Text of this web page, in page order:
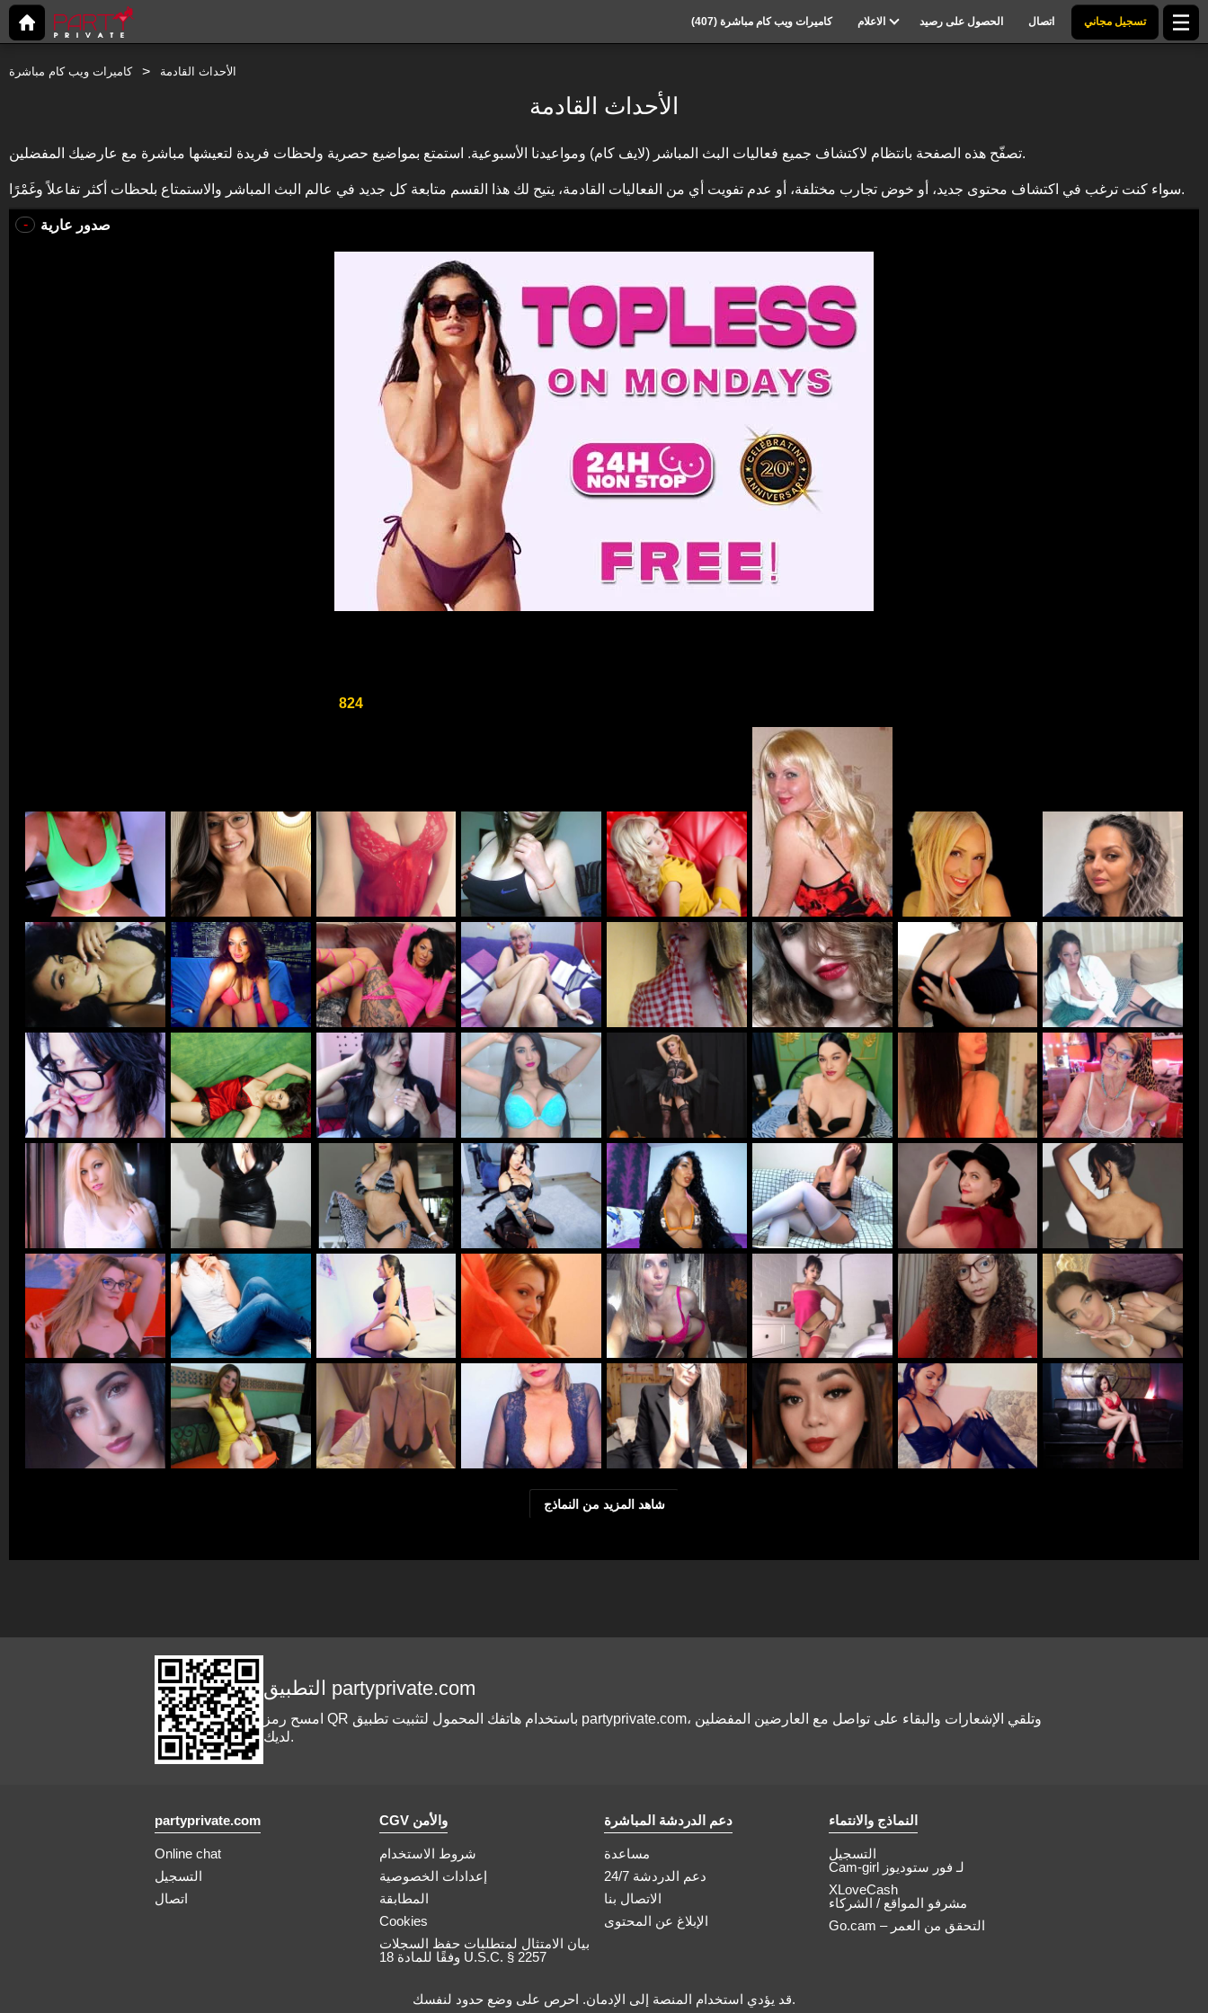
كاميرات ويب كام مباشرة (407
) الاعلام الحصول على رصيد اتصال تسجيل مجاني
كاميرات ويب كام مباشرة الأحداث القادمة
الأحداث القادمة
تصفّح هذه الصفحة بانتظام لاكتشاف جميع فعاليات البث المباشر (لايف كام) ومواعيدنا الأسبوعية. استمتع بمواضيع حصرية ولحظات فريدة لتعيشها مباشرة مع عارضيك المفضلين.
سواء كنت ترغب في اكتشاف محتوى جديد، أو خوض تجارب مختلفة، أو عدم تفويت أي من الفعاليات القادمة، يتيح لك هذا القسم متابعة كل جديد في عالم البث المباشر والاستمتاع بلحظات أكثر تفاعلاً وغَمْرًا.
- صدور عارية
824
شاهد المزيد من النماذج
التطبيق partyprivate.com
امسح رمز QR باستخدام هاتفك المحمول لتثبيت تطبيق partyprivate.com، وتلقي الإشعارات والبقاء على تواصل مع العارضين المفضلين
لديك.
partyprivate.com
Online chat
التسجيل
اتصال
CGV والأمن
شروط الاستخدام
إعدادات الخصوصية
المطابقة
Cookies
بيان الامتثال لمتطلبات حفظ السجلات
وفقًا للمادة 18 U.S.C. § 2257
دعم الدردشة المباشرة
مساعدة
دعم الدردشة 24/7
الاتصال بنا
الإبلاغ عن المحتوى
النماذج والانتماء
التسجيل
Cam-girl لـ فور ستوديوز
XLoveCash
مشرفو المواقع / الشركاء
Go.cam – التحقق من العمر
قد يؤدي استخدام المنصة إلى الإدمان. احرص على وضع حدود لنفسك.